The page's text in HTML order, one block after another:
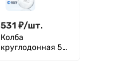
531 ₽/шт.
Колба
круглодонная 50